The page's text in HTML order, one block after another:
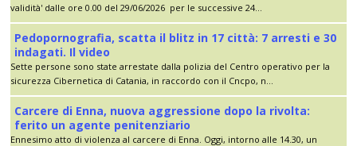
validità' dalle ore 0.00 del 29/06/2026 per le successive 24...
Pedopornografia, scatta il blitz in 17 città: 7 arresti e 30
indagati. Il video
Sette persone sono state arrestate dalla polizia del Centro operativo per la
sicurezza Cibernetica di Catania, in raccordo con il Cncpo, n...
Carcere di Enna, nuova aggressione dopo la rivolta:
ferito un agente penitenziario
Ennesimo atto di violenza al carcere di Enna. Oggi, intorno alle 14.30, un